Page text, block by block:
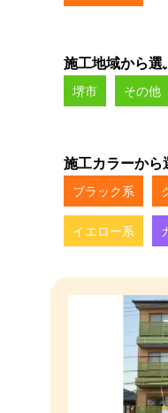
施工地域から選
堺市 その他
施工カラーから
ブラック系
イエロー系